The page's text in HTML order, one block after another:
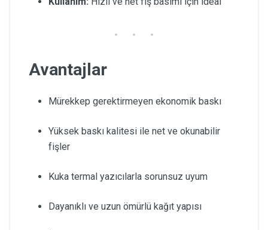
Avantajlar
Mürekkep gerektirmeyen ekonomik baskı
Yüksek baskı kalitesi ile net ve okunabilir
fişler
Kuka termal yazıcılarla sorunsuz uyum
Dayanıklı ve uzun ömürlü kağıt yapısı